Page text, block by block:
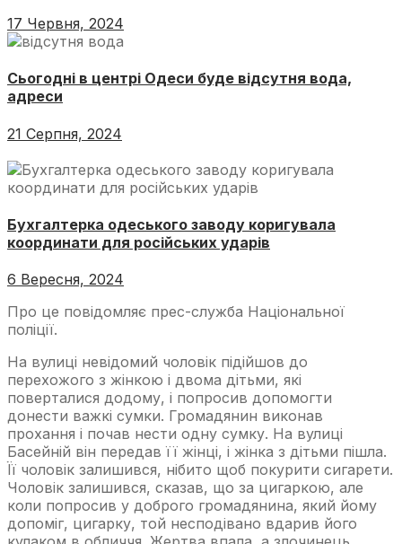
17 Червня, 2024
Сьогодні в центрі Одеси буде відсутня вода,
адреси
21 Серпня, 2024
Бухгалтерка одеського заводу коригувала
координати для російських ударів
6 Вересня, 2024
Про це повідомляє прес-служба Національної
поліції.
На вулиці невідомий чоловік підійшов до
перехожого з жінкою і двома дітьми, які
поверталися додому, і попросив допомогти
донести важкі сумки. Громадянин виконав
прохання і почав нести одну сумку. На вулиці
Басейній він передав її жінці, і жінка з дітьми пішла.
Її чоловік залишився, нібито щоб покурити сигарети.
Чоловік залишився, сказав, що за цигаркою, але
коли попросив у доброго громадянина, який йому
допоміг, цигарку, той несподівано вдарив його